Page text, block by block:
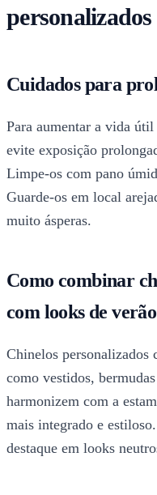
personalizados
Cuidados para
Para aumentar a vida
evite exposição
Limpe-os com pano
Guarde-os em local
muito ásperas.
Como combinar
com looks de verão
Chinelos personalizados
como vestidos,
harmonizem com a
mais integrado e
destaque em looks